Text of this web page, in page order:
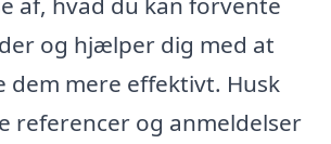
og hjælper dig med at
dem mere effektivt. Husk
referencer og anmeldelser